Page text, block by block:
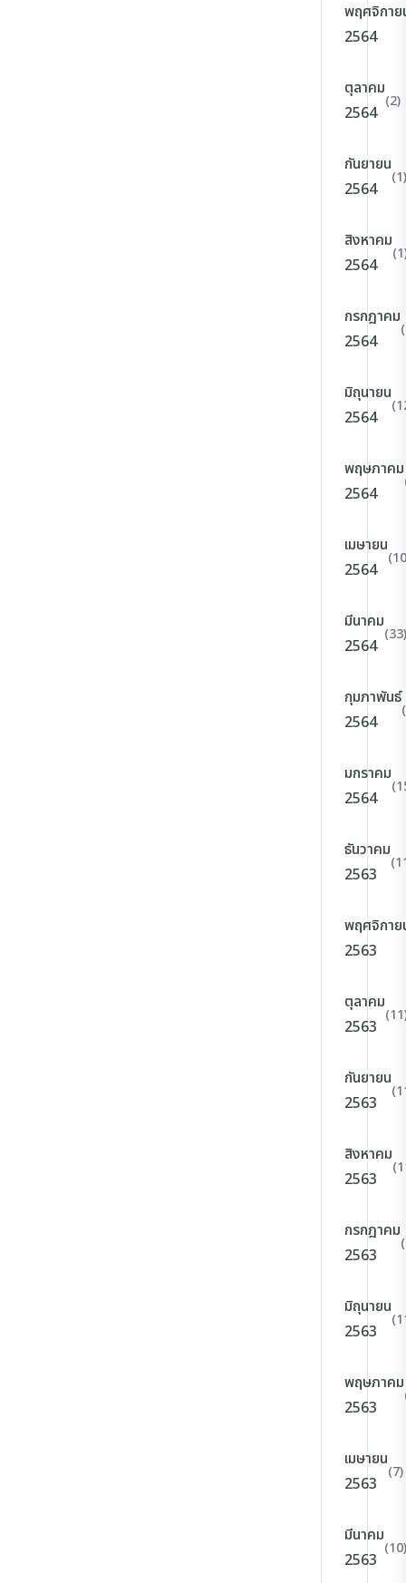
พฤศจิกาย
2564
ตุลาคม
2564
(2)
กันยายน
2564
(1)
สิงหาคม
2564
กรกฎาคม
2564
มิถุนายน
2564
พฤษภาคม
2564
เมษายน
2564
มีนาคม
2564
(33)
กุมภาพันธ์
2564
มกราคม
2564
ธันวาคม
2563
พฤศจิกาย
2563
ตุลาคม
2563
กันยายน
2563
สิงหาคม
2563
กรกฎาคม
2563
มิถุนายน
2563
พฤษภาคม
2563
เมษายน
2563
(7)
มีนาคม
2563
(10)